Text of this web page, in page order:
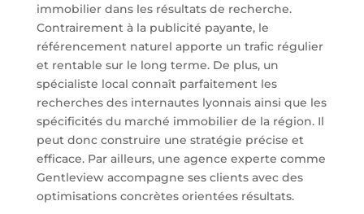
immobilier dans les résultats de recherche.
Contrairement à la publicité payante, le
référencement naturel apporte un trafic régulier
et rentable sur le long terme. De plus, un
spécialiste local connaît parfaitement les
recherches des internautes lyonnais ainsi que les
spécificités du marché immobilier de la région. Il
peut donc construire une stratégie précise et
efficace. Par ailleurs, une agence experte comme
Gentleview accompagne ses clients avec des
optimisations concrètes orientées résultats.